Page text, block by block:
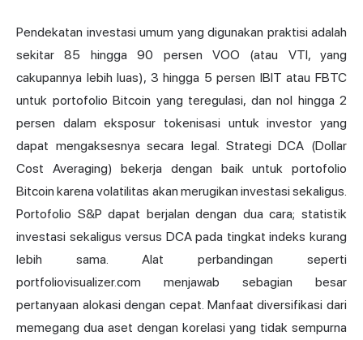
Pendekatan investasi umum yang digunakan praktisi adalah
sekitar 85 hingga 90 persen VOO (atau VTI, yang
cakupannya lebih luas), 3 hingga 5 persen IBIT atau FBTC
untuk portofolio Bitcoin yang teregulasi, dan nol hingga 2
persen dalam eksposur tokenisasi untuk investor yang
dapat mengaksesnya secara legal. Strategi DCA (Dollar
Cost Averaging) bekerja dengan baik untuk portofolio
Bitcoin karena volatilitas akan merugikan investasi sekaligus.
Portofolio S&P dapat berjalan dengan dua cara; statistik
investasi sekaligus versus DCA pada tingkat indeks kurang
lebih sama. Alat perbandingan seperti
portfoliovisualizer.com menjawab sebagian besar
pertanyaan alokasi dengan cepat. Manfaat diversifikasi dari
memegang dua aset dengan korelasi yang tidak sempurna